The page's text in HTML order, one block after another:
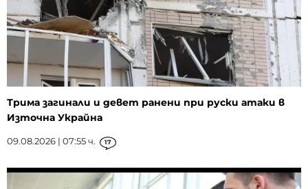
Трима загинали и девет ранени при руски атаки в
Източна Украйна
09.08.2026 | 07:55 ч. 17